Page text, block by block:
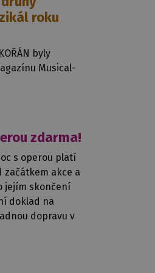
roku
byly
Musical-
zdarma!
s operou platí
začátkem akce a
jejím skončení
doklad na
dopravu v